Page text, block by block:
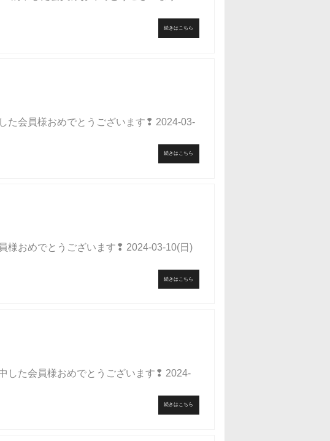
続きはこちら
た会員様おめでとうございます❢ 2024-03-
続きはこちら
様おめでとうございます❢ 2024-03-10(日)
続きはこちら
した会員様おめでとうございます❢ 2024-
続きはこちら